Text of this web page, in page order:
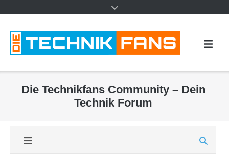
Die Technikfans Community – Dein
Technik Forum